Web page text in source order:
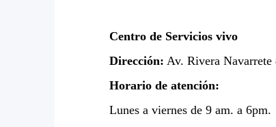
Centro de Servicios vivo
Dirección: Av. Rivera Navarrete
Horario de atención:
Lunes a viernes de 9 am. a 6pm.